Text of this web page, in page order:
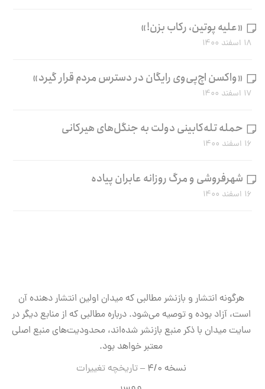
«علیه پوتین، رکاب بزن!»
۱۸ اسفند ۱۴۰۰
«واکسن اچ‌پی‌وی رایگان در دسترس مردم قرار گیرد»
۱۷ اسفند ۱۴۰۰
حمله تله‌کابینی دولت به جنگل‌های هیرکانی
۱۶ اسفند ۱۴۰۰
شهرفروشی و مرگ روزانه عابران پیاده
۱۶ اسفند ۱۴۰۰
هرگونه انتشار و بازنشر مطالبی که میدان اولین انتشار دهنده آن
است، آزاد بوده و توصیه می‌شود. درباره مطالبی که از منابع دیگر در
سایت میدان با ذکر منبع بازنشر شده‌اند، محدودیت‌های منبع اصلی
معتبر خواهد بود.
نسخه ۴/۰ –
تاریخچه تغییرات